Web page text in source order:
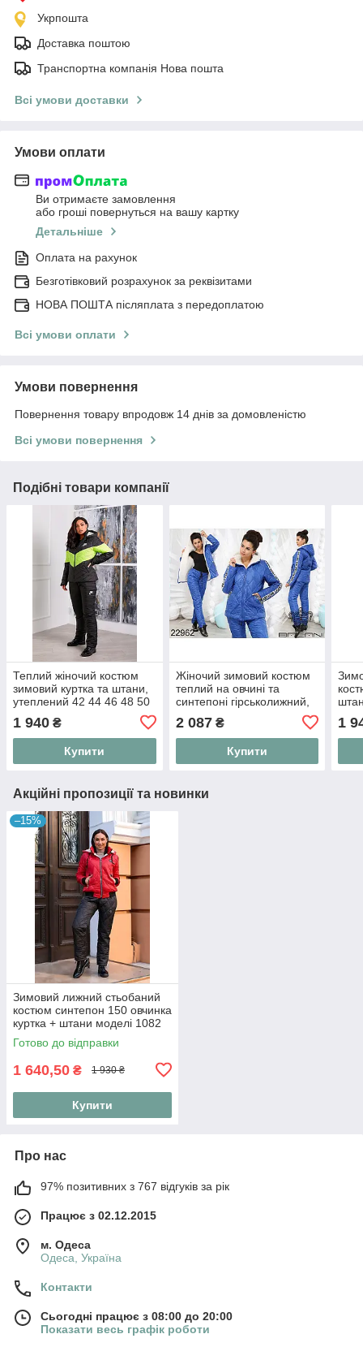
Укрпошта
Доставка поштою
Транспортна компанія Нова пошта
Всі умови доставки
Умови оплати
Ви отримаєте замовлення
або гроші повернуться на вашу картку
Детальніше
Оплата на рахунок
Безготівковий розрахунок за реквізитами
НОВА ПОШТА післяплата з передоплатою
Всі умови оплати
Умови повернення
Повернення товару впродовж 14 днів за домовленістю
Всі умови повернення
Подібні товари компанії
Теплий жіночий костюм
зимовий куртка та штани,
утеплений 42 44 46 48 50
1 940 ₴
Купити
Жіночий зимовий костюм
теплий на овчині та
синтепоні гірськолижний,
стьобаний костюм двійка
42-44, 46-48
2 087₴
Купити
1
Акційні пропозиції та новинки
–15%
Зимовий лижний стьобаний
костюм синтепон 150 овчинка
куртка + штани моделі 1082
(42-56) 46, Червоний
Готово до відправки
1 640,50 ₴ 1 930 ₴
Купити
Про нас
97% позитивних з 767 відгуків за рік
Працює з 02.12.2015
м. Одеса
Одеса, Україна
Контакти
Сьогодні працює з 08:00 до 20:00
Показати весь графік роботи